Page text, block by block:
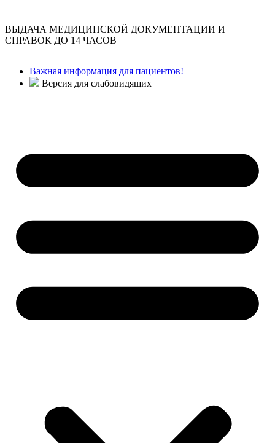
ВЫДАЧА МЕДИЦИНСКОЙ ДОКУМЕНТАЦИИ И
СПРАВОК ДО 14 ЧАСОВ
Важная информация для пациентов!
Версия для слабовидящих